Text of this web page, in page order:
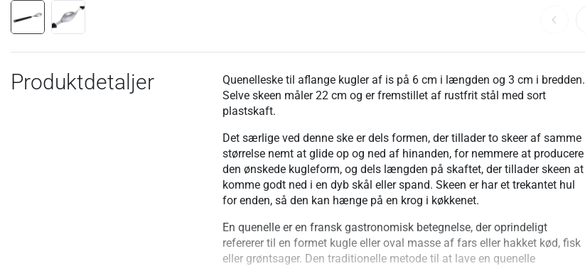
Produktdetaljer
Quenelleske til aflange kugler af is på 6 cm i længden og 3 cm i bredden.
Selve skeen måler 22 cm og er fremstillet af rustfrit stål med sort
plastskaft.
Det særlige ved denne ske er dels formen, der tillader to skeer af samme
størrelse nemt at glide op og ned af hinanden, for nemmere at producere
den ønskede kugleform, og dels længden på skaftet, der tillader skeen at
komme godt ned i en dyb skål eller spand. Skeen er har et trekantet hul
for enden, så den kan hænge på en krog i køkkenet.
En quenelle er en fransk gastronomisk betegnelse, der oprindeligt
refererer til en formet kugle eller oval masse af fars eller hakket kød, fisk
eller grøntsager. Den traditionelle metode til at lave en quenelle